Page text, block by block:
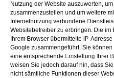
Nutzung der Website auszuwerten,
zusammenzustellen und um weitere
Internetnutzung verbundene
Websitebetreiber zu erbringen. Die im
Ihrem Browser übermittelte IP-
Google zusammengeführt. Sie
eine entsprechende Einstellung Ihrer
weisen Sie jedoch darauf hin, dass
nicht sämtliche Funktionen dieser